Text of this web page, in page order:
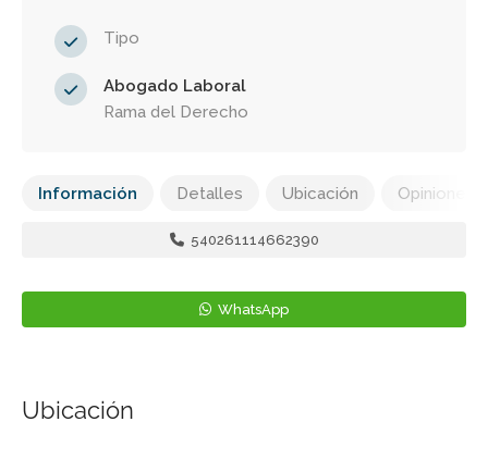
Tipo
Abogado Laboral
Rama del Derecho
Información Detalles Ubicación Opiniones
540261114662390
WhatsApp
Ubicación